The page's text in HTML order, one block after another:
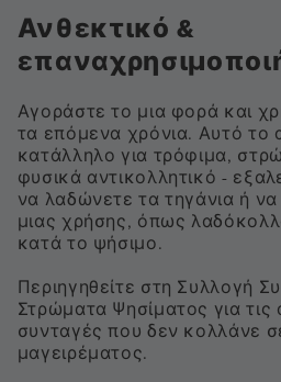
Ανθεκτικό &
Αγοράστε το μια φορά και
τα επόμενα χρόνια. Αυτό το
κατάλληλο για τρόφιμα,
φυσικά αντικολλητικό -
να λαδώνετε τα τηγάνια ή
μιας χρήσης, όπως
κατά το ψήσιμο.
Περιηγηθείτε στη Συλλογή
Στρώματα Ψησίματος για
συνταγές που δεν κολλάνε
μαγειρέματος.